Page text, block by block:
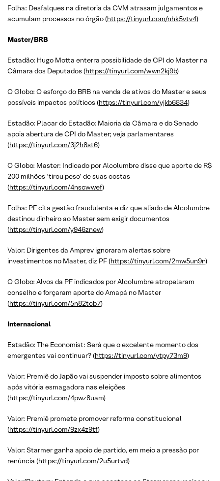
Folha: Desfalques na diretoria da CVM atrasam julgamentos e
acumulam processos no órgão (https://tinyurl.com/nhk5vtv4)
Master/BRB
Estadão: Hugo Motta enterra possibilidade de CPI do Master na
Câmara dos Deputados (https://tinyurl.com/wwn2kj9b)
O Globo: O esforço do BRB na venda de ativos do Master e seus
possíveis impactos políticos (https://tinyurl.com/yjkb6834)
Estadão: Placar do Estadão: Maioria da Câmara e do Senado
apoia abertura de CPI do Master; veja parlamentares
(https://tinyurl.com/3j2h8st6)
O Globo: Master: Indicado por Alcolumbre disse que aporte de R$
200 milhões ‘tirou peso’ de suas costas
(https://tinyurl.com/4nscwwef)
Folha: PF cita gestão fraudulenta e diz que aliado de Alcolumbre
destinou dinheiro ao Master sem exigir documentos
(https://tinyurl.com/y946znew)
Valor: Dirigentes da Amprev ignoraram alertas sobre
investimentos no Master, diz PF (https://tinyurl.com/2mw5un9n)
O Globo: Alvos da PF indicados por Alcolumbre atropelaram
conselho e forçaram aporte do Amapá no Master
(https://tinyurl.com/5n82tcb7)
Internacional
Estadão: The Economist: Será que o excelente momento dos
emergentes vai continuar? (https://tinyurl.com/ytpy73m9)
Valor: Premiê do Japão vai suspender imposto sobre alimentos
após vitória esmagadora nas eleições
(https://tinyurl.com/4pwz8uam)
Valor: Premiê promete promover reforma constitucional
(https://tinyurl.com/9zx4z9tf)
Valor: Starmer ganha apoio de partido, em meio a pressão por
renúncia (https://tinyurl.com/2u5urtvd)